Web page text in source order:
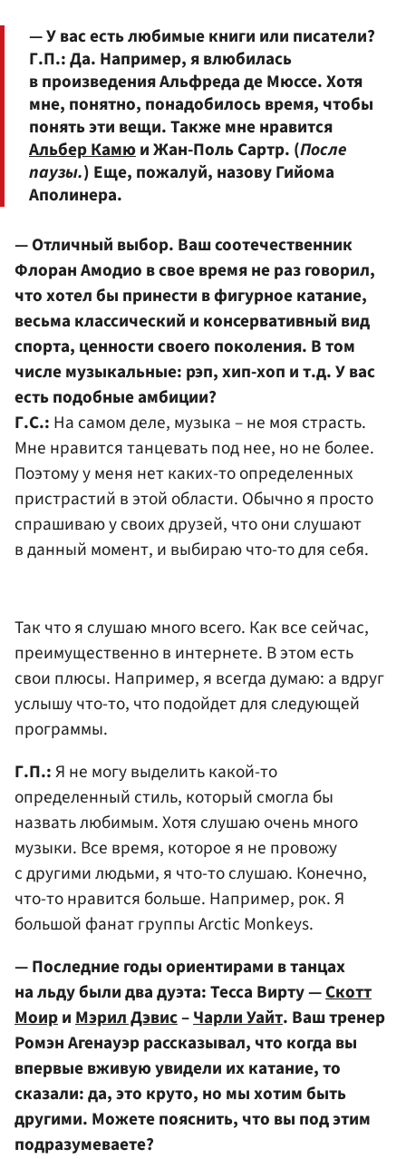
— У вас есть любимые книги или писатели?
Г.П.:Да. Например, я влюбилась
в произведения Альфреда де Мюссе. Хотя
мне, понятно, понадобилось время, чтобы
понять эти вещи. Также мне нравится
Альбер Камюи Жан-Поль Сартр. (После
паузы.) Еще, пожалуй, назову Гийома
Аполинера.
— Отличный выбор. Ваш соотечественник
Флоран Амодио в свое время не раз говорил,
что хотел бы принести в фигурное катание,
весьма классический и консервативный вид
спорта, ценности своего поколения. В том
числе музыкальные: рэп, хип-хоп и т.д. У вас
есть подобные амбиции?
Г.С.: На самом деле, музыка – не моя страсть.
Мне нравится танцевать под нее, но не более.
Поэтому у меня нет каких-то определенных
пристрастий в этой области. Обычно я просто
спрашиваю у своих друзей, что они слушают
в данный момент, и выбираю что-то для себя.
Так что я слушаю много всего. Как все сейчас,
преимущественно в интернете. В этом есть
свои плюсы. Например, я всегда думаю: а вдруг
услышу что-то, что подойдет для следующей
программы.
Г.П.:Я не могу выделить какой-то
определенный стиль, который смогла бы
назвать любимым. Хотя слушаю очень много
музыки. Все время, которое я не провожу
с другими людьми, я что-то слушаю. Конечно,
что-то нравится больше. Например, рок. Я
большой фанат группы Arctic Monkeys.
— Последние годы ориентирами в танцах
на льду были два дуэта: Тесса Вирту —Скотт
МоириМэрил Дэвис–Чарли Уайт. Ваш тренер
Ромэн Агенауэр рассказывал, что когда вы
впервые вживую увидели их катание, то
сказали: да, это круто, но мы хотим быть
другими. Можете пояснить, что вы под этим
подразумеваете?